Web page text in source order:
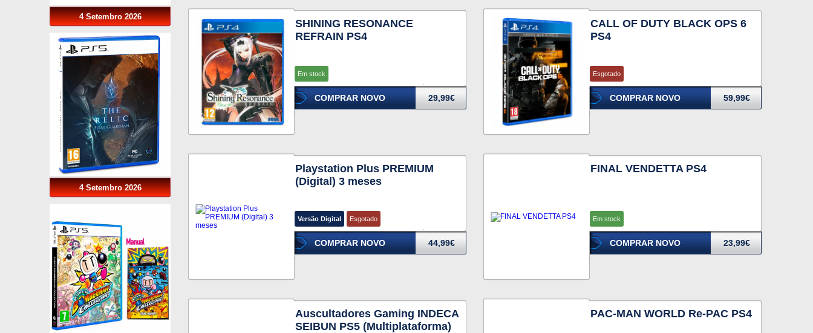
4 Setembro 2026
4 Setembro 2026
SHINING RESONANCE
REFRAIN PS4
Em stock
COMPRAR NOVO 29,99€
CALL OF DUTY BLACK OPS 6
PS4
Esgotado
COMPRAR NOVO 59,99€
Playstation Plus PREMIUM
(Digital) 3 meses
Versão Digital Esgotado
COMPRAR NOVO 44,99€
FINAL VENDETTA PS4
Em stock
COMPRAR NOVO 23,99€
Auscultadores Gaming INDECA
SEIBUN PS5 (Multiplataforma)
PAC-MAN WORLD Re-PAC PS4